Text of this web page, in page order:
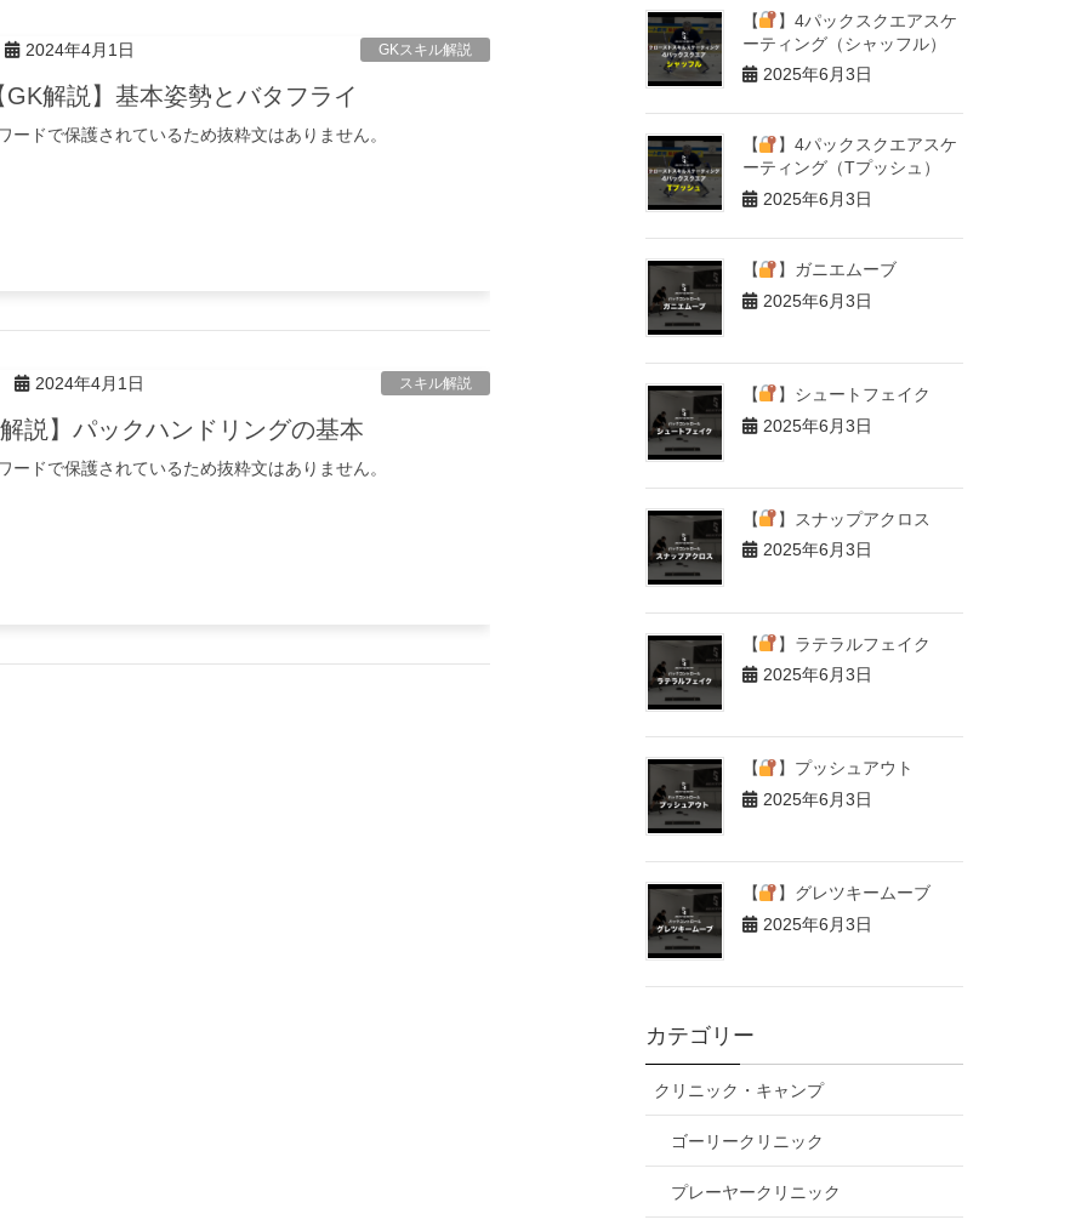
2024年4月1日 GKスキル解説
GK解説】基本姿勢とバタフライ
ードで保護されているため抜粋文はありません。
2024年4月1日 スキル解説
説】パックハンドリングの基本
ードで保護されているため抜粋文はありません。
【
】4パックスクエアスケ
ーティング（シャッフル）
2025年6月3日
【
】4パックスクエアスケ
ーティング（Tプッシュ）
2025年6月3日
【
】ガニエムーブ
2025年6月3日
【
】シュートフェイク
2025年6月3日
【
】スナップアクロス
2025年6月3日
【
】ラテラルフェイク
2025年6月3日
【
】プッシュアウト
2025年6月3日
【
】グレツキームーブ
2025年6月3日
カテゴリー
クリニック・キャンプ
ゴーリークリニック
プレーヤークリニック